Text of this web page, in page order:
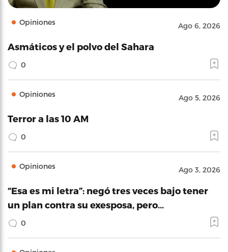
Opiniones Ago 6, 2026
Asmáticos y el polvo del Sahara
0
Opiniones Ago 5, 2026
Terror a las 10 AM
0
Opiniones Ago 3, 2026
“Esa es mi letra”: negó tres veces bajo tener
un plan contra su exesposa, pero…
0